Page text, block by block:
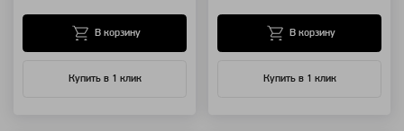
Купить в 1 клик
В корзину
Купить в 1 клик
В корзину